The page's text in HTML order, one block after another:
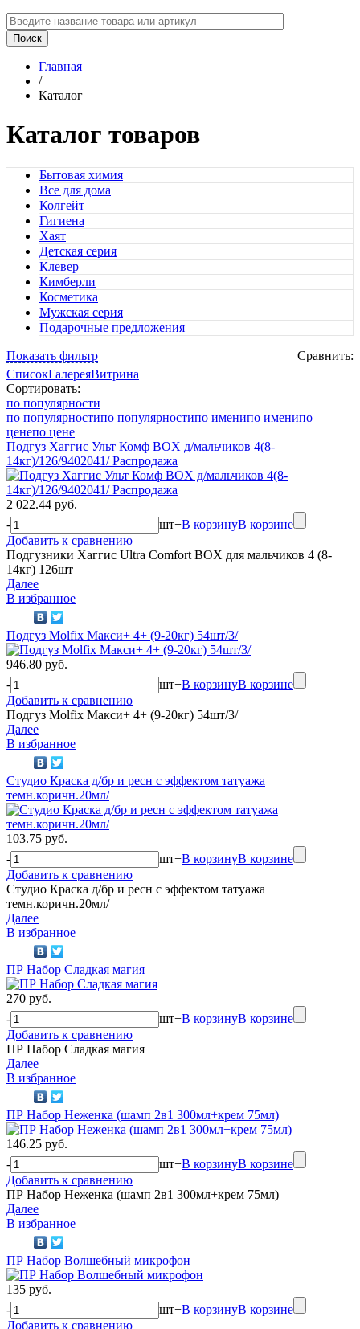
Главная
/
Каталог
Каталог товаров
Бытовая химия
Все для дома
Колгейт
Гигиена
Хаят
Детская серия
Клевер
Кимберли
Косметика
Мужская серия
Подарочные предложения
Показать фильтр
Сравнить:
СписокГалереяВитрина
Сортировать:
по популярности
по популярностипо популярностипо именипо именипо
ценепо цене
Подгуз Хаггис Ульт Комф BOX д/мальчиков 4(8-
14кг)/126/9402041/ Распродажа
2 022.44 руб.
-
шт+В корзинуВ корзине
Добавить к сравнению
Подгузники Хаггис Ultra Comfort BOX для мальчиков 4 (8-
14кг) 126шт
Далее
В избранное
Подгуз Molfix Макси+ 4+ (9-20кг) 54шт/3/
946.80 руб.
-
шт+В корзинуВ корзине
Добавить к сравнению
Подгуз Molfix Макси+ 4+ (9-20кг) 54шт/3/
Далее
В избранное
Студио Краска д/бр и ресн с эффектом татуажа
темн.коричн.20мл/
103.75 руб.
-
шт+В корзинуВ корзине
Добавить к сравнению
Студио Краска д/бр и ресн с эффектом татуажа
темн.коричн.20мл/
Далее
В избранное
ПР Набор Сладкая магия
270 руб.
-
шт+В корзинуВ корзине
Добавить к сравнению
ПР Набор Сладкая магия
Далее
В избранное
ПР Набор Неженка (шамп 2в1 300мл+крем 75мл)
146.25 руб.
-
шт+В корзинуВ корзине
Добавить к сравнению
ПР Набор Неженка (шамп 2в1 300мл+крем 75мл)
Далее
В избранное
ПР Набор Волшебный микрофон
135 руб.
-
шт+В корзинуВ корзине
Добавить к сравнению